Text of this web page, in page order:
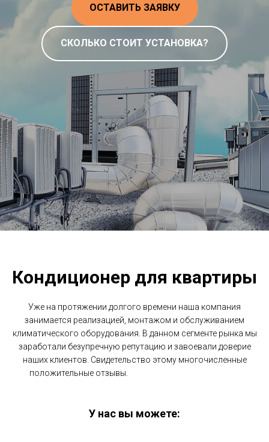
ОСТАВИТЬ ЗАЯВКУ
СКОЛЬКО СТОИТ УСТАНОВКА?
Кондиционер для квартиры
Уже на протяжении долгого времени наша компания
занимается реализацией, монтажом и обслуживанием
климатического оборудования. В данном сегменте рынка мы
заработали безупречную репутацию и завоевали доверие
наших клиентов. Свидетельство этому многочисленные
положительные отзывы.
У нас вы можете: